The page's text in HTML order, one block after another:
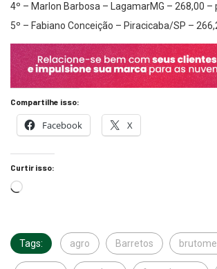
4º – Marlon Barbosa – LagamarMG – 268,00 –
5º – Fabiano Conceição – Piracicaba/SP –
Compartilhe isso:
Facebook X
Curtir isso:
Tags: agro Barretos